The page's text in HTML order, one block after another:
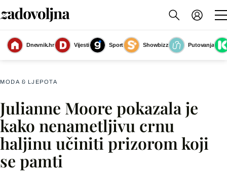
Dnevnik.hr Vijesti Sport Showbizz
Putovanja
Slika nije dostupna
MODA & LJEPOTA
Julianne Moore pokazala je
kako nenametljivu crnu
haljinu učiniti prizorom koji
se pamti
Facebook
X